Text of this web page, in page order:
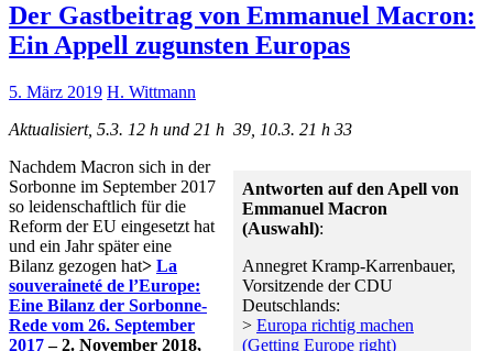
Der Gastbeitrag von Emmanuel Macron:
Ein Appell zugunsten Europas
5. März 2019 H. Wittmann
Aktualisiert, 5.3. 12 h und 21 h 39, 10.3. 21 h 33
Antworten auf den Apell von
Emmanuel Macron
(Auswahl):
Annegret Kramp-Karrenbauer,
Vorsitzende der CDU
Deutschlands:
> Europa richtig machen
(Getting Europe right)
Nachdem Macron sich in der
Sorbonne im September 2017
so leidenschaftlich für die
Reform der EU eingesetzt hat
und ein Jahr später eine
Bilanz gezogen hat> La
souveraineté de l’Europe:
Eine Bilanz der Sorbonne-
Rede vom 26. September
2017– 2. November 2018,